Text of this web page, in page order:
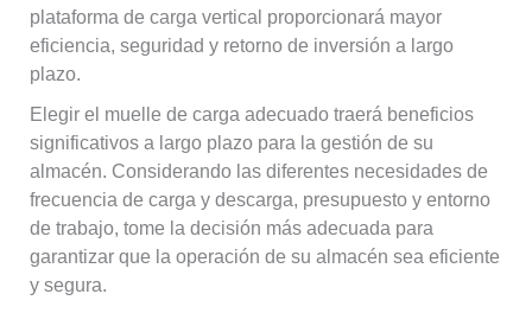
plataforma de carga vertical proporcionará mayor
eficiencia, seguridad y retorno de inversión a largo
plazo.
Elegir el muelle de carga adecuado traerá beneficios
significativos a largo plazo para la gestión de su
almacén. Considerando las diferentes necesidades de
frecuencia de carga y descarga, presupuesto y entorno
de trabajo, tome la decisión más adecuada para
garantizar que la operación de su almacén sea eficiente
y segura.